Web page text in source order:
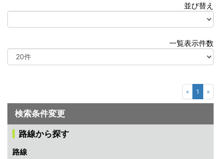
並び替え
一覧表示件数
« 1 »
検索条件変更
路線から探す
路線